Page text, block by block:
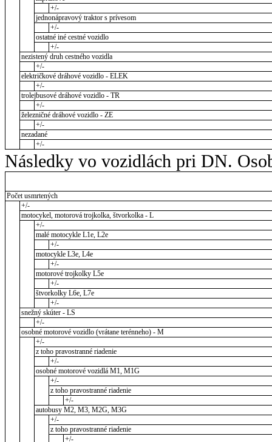
+/-
jednonápravový traktor s prívesom
+/-
ostatné iné cestné vozidlo
+/-
nezistený druh cestného vozidla
+/-
električkové dráhové vozidlo - ELEK
+/-
trolejbusové dráhové vozidlo - TR
+/-
železničné dráhové vozidlo - ZE
+/-
nezadané
+/-
Následky vo vozidlách pri DN.
Počet usmrtených
+/-
motocykel, motorová trojkolka, štvorkolka - L
+/-
malé motocykle L1e, L2e
+/-
motocykle L3e, L4e
+/-
motorové trojkolky L5e
+/-
štvorkolky L6e, L7e
+/-
snežný skúter - LS
+/-
osobné motorové vozidlo (vrátane terénneho) - M
+/-
z toho pravostranné riadenie
+/-
osobné motorové vozidlá M1, M1G
+/-
z toho pravostranné riadenie
+/-
autobusy M2, M3, M2G, M3G
+/-
z toho pravostranné riadenie
+/-